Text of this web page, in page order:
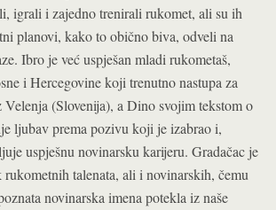
igrali i zajedno trenirali rukomet, ali su ih
planovi, kako to obično biva, odveli na
Ibro je već uspješan mladi rukometaš,
i Hercegovine koji trenutno nastupa za
(Slovenija), a Dino svojim tekstom o
ljubav prema pozivu koji je izabrao i,
uspješnu novinarsku karijeru. Gradačac je
talenata, ali i novinarskih, čemu
novinarska imena potekla iz naše